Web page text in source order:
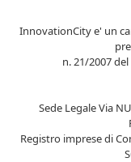
InnovationCity e' un
n. 21/2007
Sede Legale Via
Registro imprese di